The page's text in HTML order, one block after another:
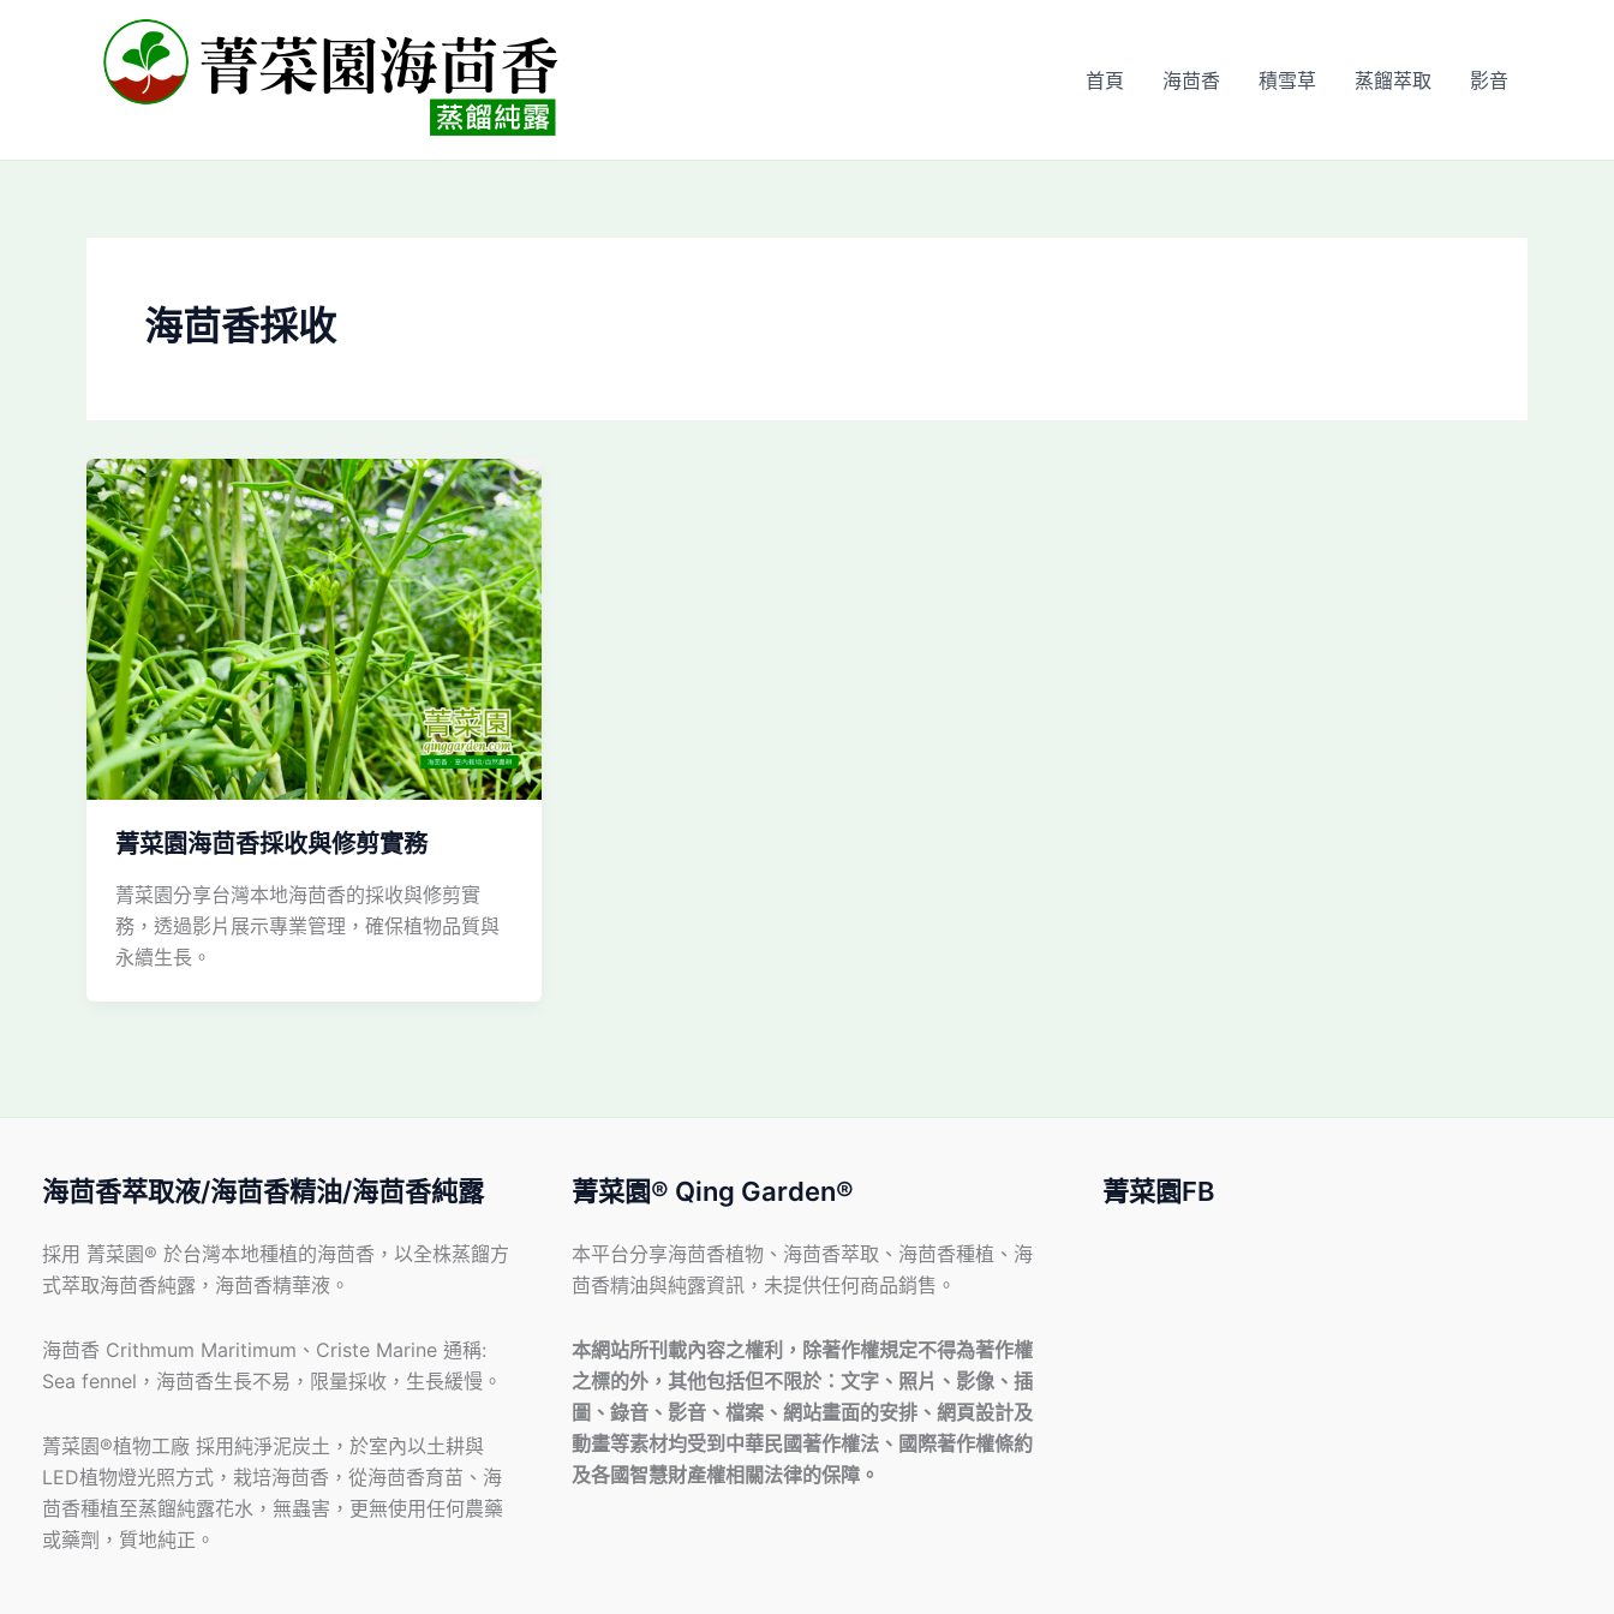
首頁 海茴香 積雪草 蒸餾萃取 影音
海茴香採收
菁菜園海茴香採收與修剪實務
菁菜園分享台灣本地海茴香的採收與修剪實
務，透過影片展示專業管理，確保植物品質與
永續生長。
海茴香萃取液/海茴香精油/海茴香純露
採用 菁菜園® 於台灣本地種植的海茴香，以全株蒸餾方
式萃取海茴香純露，海茴香精華液。
海茴香 Crithmum Maritimum、Criste Marine 通稱:
Sea fennel，海茴香生長不易，限量採收，生長緩慢。
菁菜園®植物工廠 採用純淨泥炭土，於室內以土耕與
LED植物燈光照方式，栽培海茴香，從海茴香育苗、海
茴香種植至蒸餾純露花水，無蟲害，更無使用任何農藥
或藥劑，質地純正。
菁菜園® Qing Garden®
本平台分享海茴香植物、海茴香萃取、海茴香種植、海
茴香精油與純露資訊，未提供任何商品銷售。
本網站所刊載內容之權利，除著作權規定不得為著作權
之標的外，其他包括但不限於：文字、照片、影像、插
圖、錄音、影音、檔案、網站畫面的安排、網頁設計及
動畫等素材均受到中華民國著作權法、國際著作權條約
及各國智慧財產權相關法律的保障。
菁菜園FB